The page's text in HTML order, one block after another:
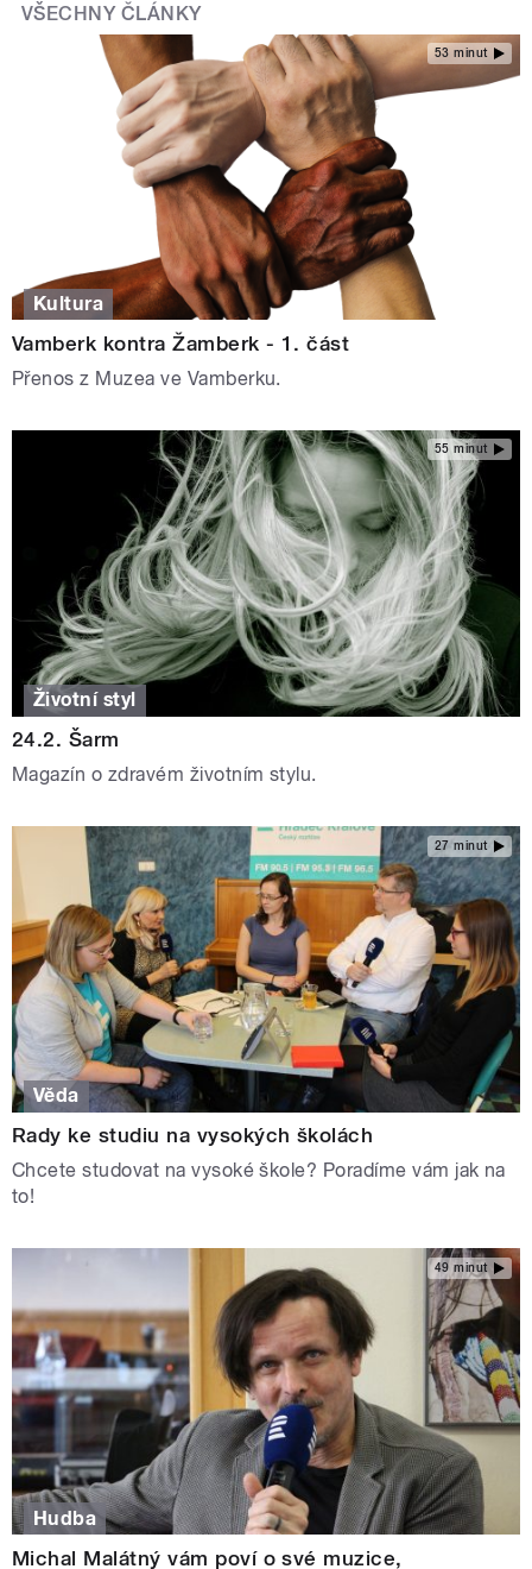
VŠECHNY ČLÁNKY
53 minut
Kultura
Vamberk kontra Žamberk - 1. část
Přenos z Muzea ve Vamberku.
55 minut
Životní styl
24.2. Šarm
Magazín o zdravém životním stylu.
27 minut
Věda
Rady ke studiu na vysokých školách
Chcete studovat na vysoké škole? Poradíme vám jak na
to!
49 minut
Hudba
Michal Malátný vám poví o své muzice,